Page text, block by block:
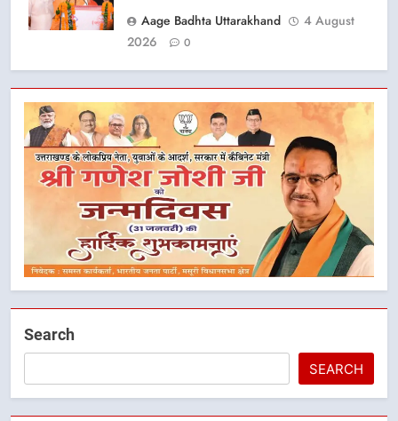
Aage Badhta Uttarakhand
4 August
2026
0
Search
SEARCH
6